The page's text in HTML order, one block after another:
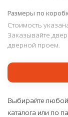
Размеры по
Стоимость
Заказывайте
дверной проем.
Выбирайте
каталога или по